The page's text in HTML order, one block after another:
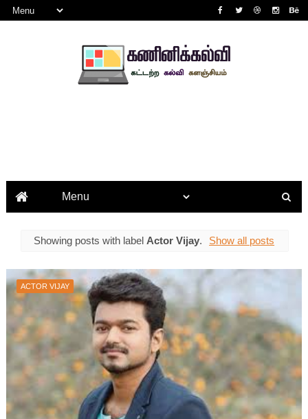
Showing posts with label Actor Vijay. Show all posts
ACTOR VIJAY